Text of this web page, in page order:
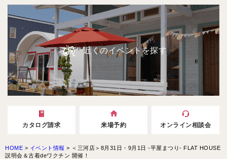
近くのイベントを探す
カタログ請求 来場予約 オンライン相談会
HOME > イベント情報 > ＜三河店＞8月31日・9月1日 -平屋まつり- FLAT HOUSE
説明会＆古着deワクチン 開催！